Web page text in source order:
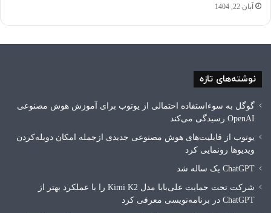
آبان 22, 1404
نوشته‌های تازه
گوگل به سوءاستفاده احتمالی از یوتوب برای آموزش هوش مصنوعی
OpenAI رسیدگی می‌کند
یوتوب از قابلیت‌های هوش مصنوعی جدیدی ازجمله امکان دوبله‌کردن
ویدیوها رونمایی کرد
ChatGPT یک ساله شد
شرکت تحت حمایت علی‌بابا مدل Kimi K2 را با عملکرد بهتر از
ChatGPT در برنامه‌نویسی معرفی کرد